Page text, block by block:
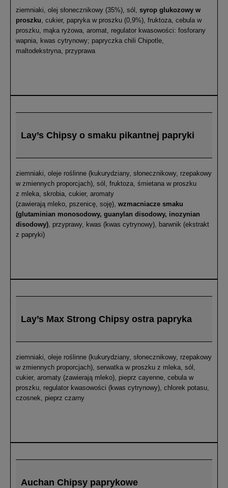
ziemniaki, olej słonecznikowy (35%), sól, syrop glukozowy w
proszku, cukier, papryka w proszku (0,9%), fruktoza, cebula w
proszku, mąka ryżowa, aromat, regulator kwasowości: fosforany
wapnia, kwas cytrynowy; papryczka chili Chipotle,
maltodekstryna, przyprawa
Lay’s Chipsy o smaku pikantnej papryki
ziemniaki, oleje roślinne (kukurydziany, słonecznikowy, rzepakowy
w zmiennych proporcjach), sól, fruktoza, śmietana w proszku
z mleka, skrobia, cukier, aromaty
(zawierają mleko, pszenicę, soję), wzmacniacze smaku
(glutaminian monosodowy, guanylan disodowy, inozynian
disodowy), przyprawy, kwas (kwas cytrynowy), barwnik (ekstrakt
z papryki)
Lay’s Max Strong Chipsy ostra papryka
ziemniaki, oleje roślinne (kukurydziany, słonecznikowy, rzepakowy
w zmiennych proporcjach), serwatka w proszku z mleka, sól,
cukier, aromaty (zawierają mleko), pieprz cayenne, cebula w
proszku, regulator kwasowości (kwas cytrynowy), chlorek potasu,
czosnek, pieprz czarny
Auchan Chipsy paprykowe